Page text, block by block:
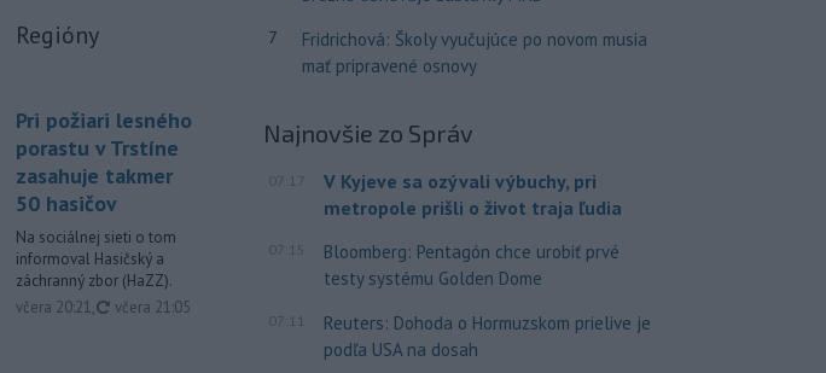
Regióny
Pri požiari lesného
porastu v Trstíne
zasahuje takmer
50 hasičov
Na sociálnej sieti o tom
informoval Hasičský a
záchranný zbor (HaZZ).
včera 20:21, aktualizované
včera 21:05
7
Fridrichová: Školy vyučujúce po novom musia
mať pripravené osnovy
Najnovšie zo Správ
07:17
V Kyjeve sa ozývali výbuchy, pri
metropole prišli o život traja ľudia
07:15
Bloomberg: Pentagón chce urobiť prvé
testy systému Golden Dome
07:11
Reuters: Dohoda o Hormuzskom prielive je
podľa USA na dosah